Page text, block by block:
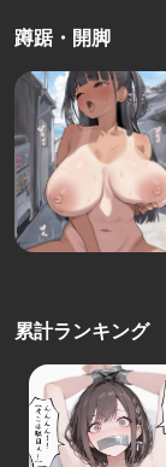
蹲踞・開脚
累計ランキング